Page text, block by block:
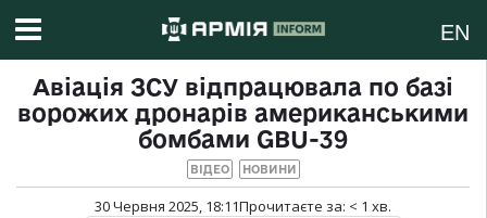
EN
Авіація ЗСУ відпрацювала по базі
ворожих дронарів американськими
бомбами GBU-39
ВІДЕО НОВИНИ
30 Червня 2025, 18:11Прочитаєте за: < 1 хв.